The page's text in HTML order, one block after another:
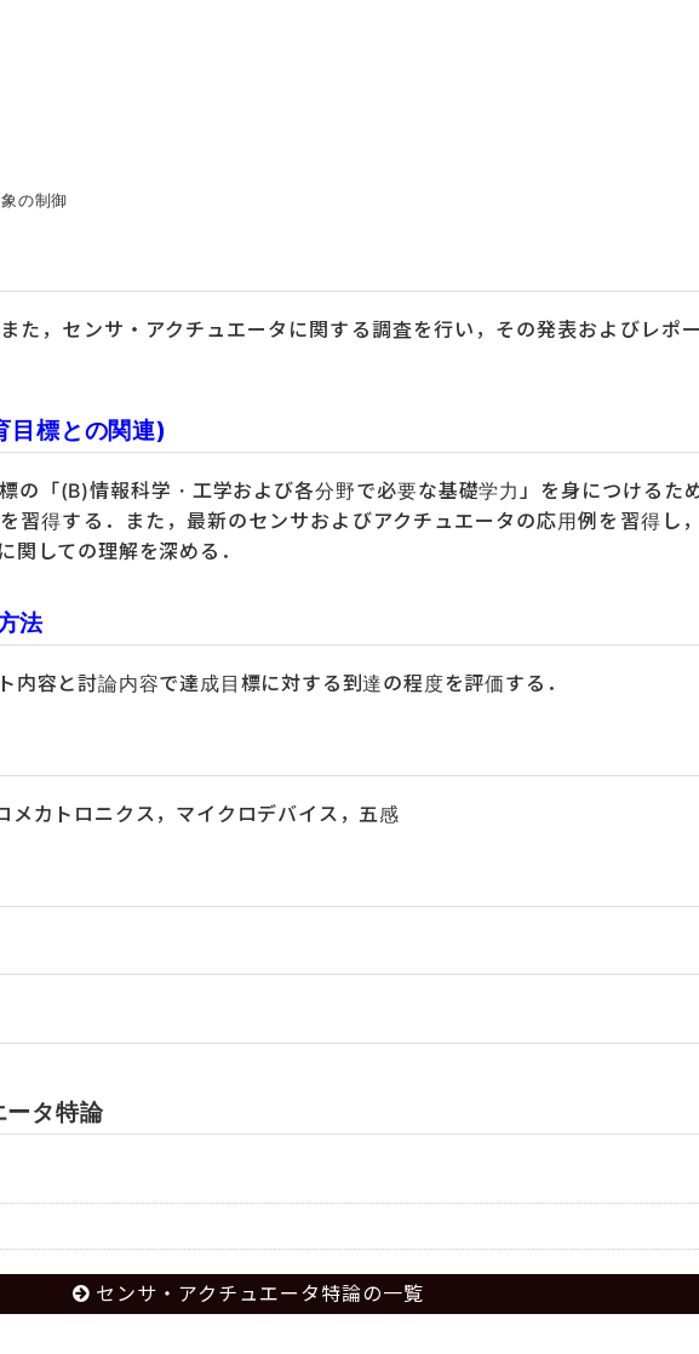
の制御
た，センサ・アクチュエータに関する調査を行い，その発表およびレポ
目標との関連)
の「(B)情報科学・工学および各分野で必要な基礎学力」を身につけるた
習得する．また，最新のセンサおよびアクチュエータの応用例を習得し
関しての理解を深める．
法
内容と討論内容で達成目標に対する到達の程度を評価する．
メカトロニクス，マイクロデバイス，五感
ータ特論
センサ・アクチュエータ特論の一覧